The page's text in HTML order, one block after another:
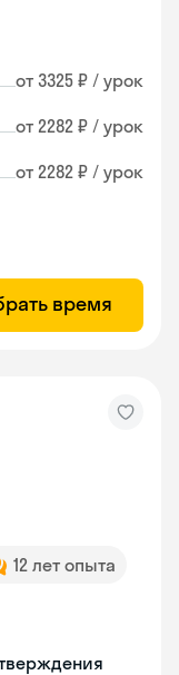
от 3325 ₽ / урок
от 2282 ₽ / урок
от 2282 ₽ / урок
время
12 лет опыта